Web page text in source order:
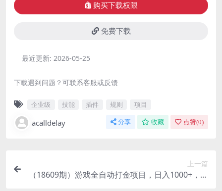
购买下载权限
免费下载
最近更新: 2026-05-25
下载遇到问题？可联系客服或反馈
企业级 技能 插件 规则 项目
acalldelay 分享 收藏 点赞(0)
上一篇
（18609期）游戏全自动打金项目，日入1000+，长